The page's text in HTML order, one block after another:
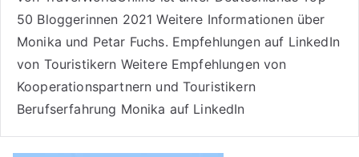
50 Bloggerinnen 2021 Weitere Informationen über
Monika und Petar Fuchs. Empfehlungen auf LinkedIn
von Touristikern Weitere Empfehlungen von
Kooperationspartnern und Touristikern
Berufserfahrung Monika auf LinkedIn